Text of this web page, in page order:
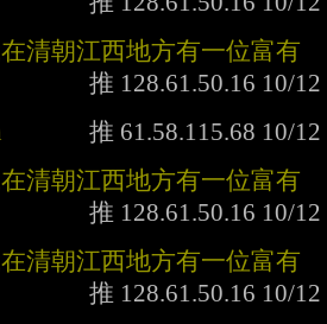
清朝江西地方有一位富有
清朝江西地方有一位富有
清朝江西地方有一位富有